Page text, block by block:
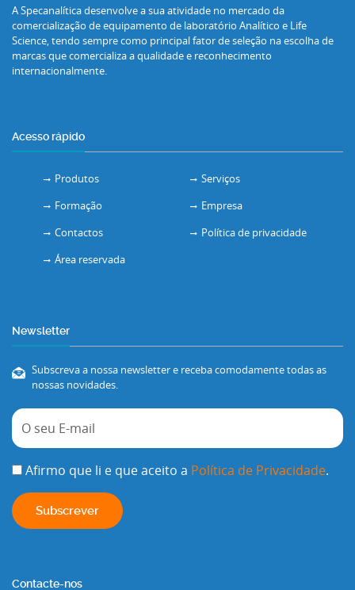
A Specanalítica desenvolve a sua atividade no mercado da
comercialização de equipamento de laboratório Analítico e Life
Science, tendo sempre como principal fator de seleção na escolha de
marcas que comercializa a qualidade e reconhecimento
internacionalmente.
Acesso rápido
Produtos
Serviços
Formação
Empresa
Contactos
Política de privacidade
Área reservada
Newsletter
Subscreva a nossa newsletter e receba comodamente todas as
nossas novidades.
Afirmo que li e que aceito a Política de Privacidade.
Contacte-nos